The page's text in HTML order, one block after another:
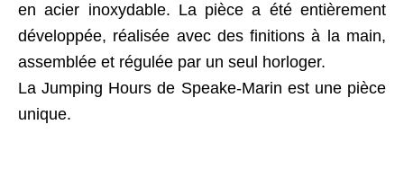
en acier inoxydable. La pièce a été entièrement
développée, réalisée avec des finitions à la main,
assemblée et régulée par un seul horloger.
La Jumping Hours de Speake-Marin est une pièce
unique.